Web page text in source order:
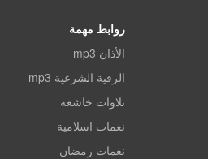
روابط مهمة
الأذان mp3
الرقية الشرعية mp3
تلاوات خاشعة
نغمات اسلامية
نغمات رمضان